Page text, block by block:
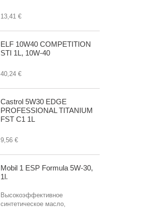
13,41 €
ELF 10W40 COMPETITION
STI 1L, 10W-40
40,24 €
Castrol 5W30 EDGE
PROFESSIONAL TITANIUM
FST C1 1L
9,56 €
Mobil 1 ESP Formula 5W-30,
1l.
Высокоэффективное
синтетическое масло,